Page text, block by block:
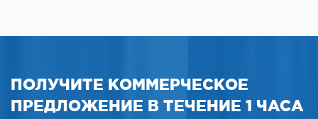
pHotoFlex®
9923601
pHotoFlex®
ПОЛУЧИТЕ КОММЕРЧЕСКОЕ
ПРЕДЛОЖЕНИЕ В ТЕЧЕНИЕ 1 ЧАСА